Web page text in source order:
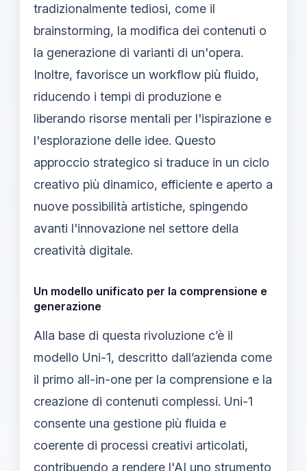
tradizionalmente tediosi, come il
brainstorming, la modifica dei contenuti o
la generazione di varianti di un'opera.
Inoltre, favorisce un workflow più fluido,
riducendo i tempi di produzione e
liberando risorse mentali per l'ispirazione e
l'esplorazione delle idee. Questo
approccio strategico si traduce in un ciclo
creativo più dinamico, efficiente e aperto a
nuove possibilità artistiche, spingendo
avanti l'innovazione nel settore della
creatività digitale.
Un modello unificato per la comprensione e
generazione
Alla base di questa rivoluzione c’è il
modello Uni-1, descritto dall’azienda come
il primo all-in-one per la comprensione e la
creazione di contenuti complessi. Uni-1
consente una gestione più fluida e
coerente di processi creativi articolati,
contribuendo a rendere l'AI uno strumento